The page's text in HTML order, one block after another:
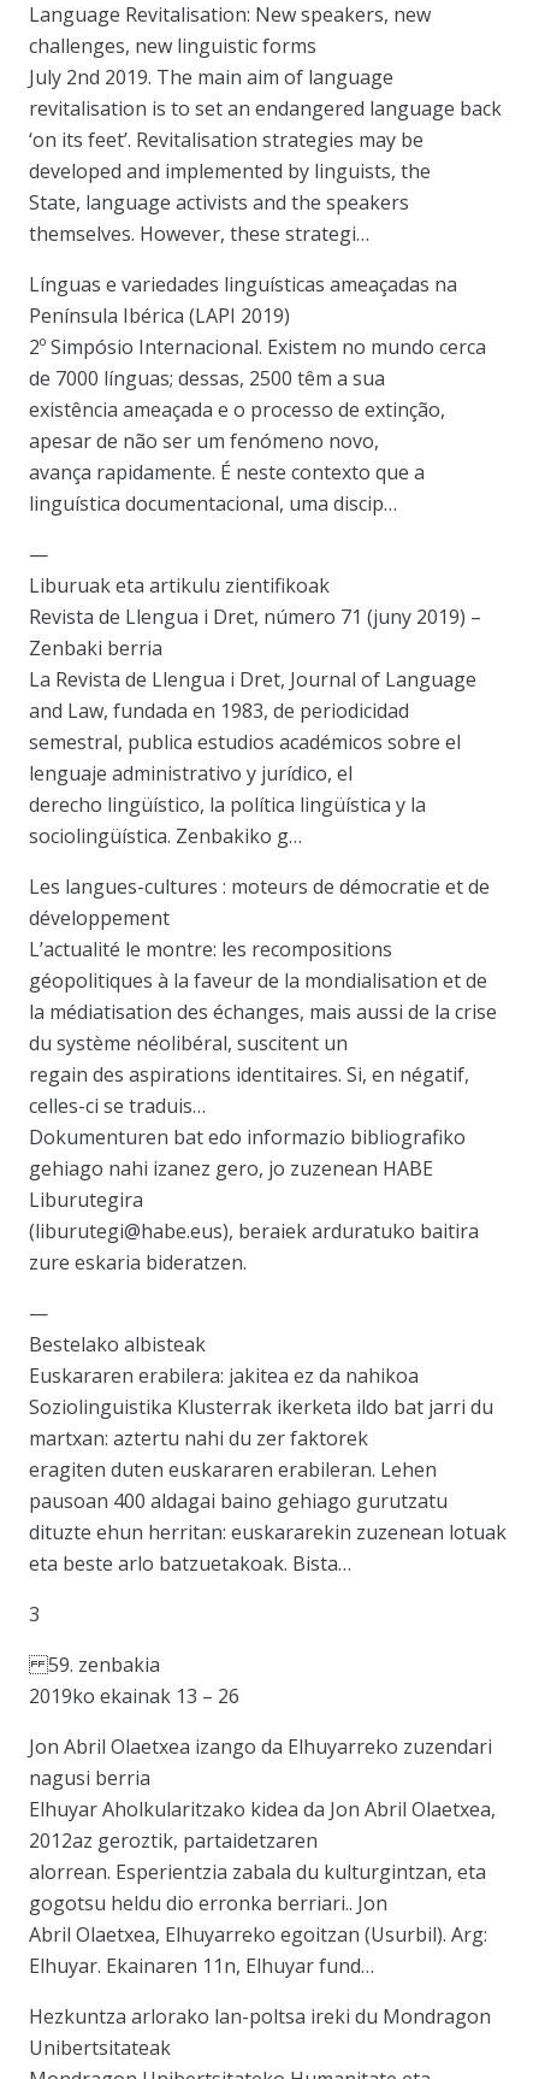
Language Revitalisation: New speakers, new
challenges, new linguistic forms
July 2nd 2019. The main aim of language
revitalisation is to set an endangered language back
‘on its feet’. Revitalisation strategies may be
developed and implemented by linguists, the
State, language activists and the speakers
themselves. However, these strategi…
Línguas e variedades linguísticas ameaçadas na
Península Ibérica (LAPI 2019)
2º Simpósio Internacional. Existem no mundo cerca
de 7000 línguas; dessas, 2500 têm a sua
existência ameaçada e o processo de extinção,
apesar de não ser um fenómeno novo,
avança rapidamente. É neste contexto que a
linguística documentacional, uma discip…
—
Liburuak eta artikulu zientifikoak
Revista de Llengua i Dret, número 71 (juny 2019) –
Zenbaki berria
La Revista de Llengua i Dret, Journal of Language
and Law, fundada en 1983, de periodicidad
semestral, publica estudios académicos sobre el
lenguaje administrativo y jurídico, el
derecho lingüístico, la política lingüística y la
sociolingüística. Zenbakiko g…
Les langues-cultures : moteurs de démocratie et de
développement
L’actualité le montre: les recompositions
géopolitiques à la faveur de la mondialisation et de
la médiatisation des échanges, mais aussi de la crise
du système néolibéral, suscitent un
regain des aspirations identitaires. Si, en négatif,
celles-ci se traduis…
Dokumenturen bat edo informazio bibliografiko
gehiago nahi izanez gero, jo zuzenean HABE
Liburutegira
(liburutegi@habe.eus), beraiek arduratuko baitira
zure eskaria bideratzen.
—
Bestelako albisteak
Euskararen erabilera: jakitea ez da nahikoa
Soziolinguistika Klusterrak ikerketa ildo bat jarri du
martxan: aztertu nahi du zer faktorek
eragiten duten euskararen erabileran. Lehen
pausoan 400 aldagai baino gehiago gurutzatu
dituzte ehun herritan: euskararekin zuzenean lotuak
eta beste arlo batzuetakoak. Bista…
3
59. zenbakia
2019ko ekainak 13 – 26
Jon Abril Olaetxea izango da Elhuyarreko zuzendari
nagusi berria
Elhuyar Aholkularitzako kidea da Jon Abril Olaetxea,
2012az geroztik, partaidetzaren
alorrean. Esperientzia zabala du kulturgintzan, eta
gogotsu heldu dio erronka berriari.. Jon
Abril Olaetxea, Elhuyarreko egoitzan (Usurbil). Arg:
Elhuyar. Ekainaren 11n, Elhuyar fund…
Hezkuntza arlorako lan-poltsa ireki du Mondragon
Unibertsitateak